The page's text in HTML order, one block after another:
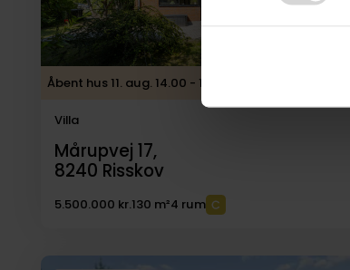
Åbent hus 11. aug. 14.00 - 17.00, kræver tilmelding
Villa
Mårupvej 17,
8240 Risskov
5.500.000 kr.130 m²4 rum